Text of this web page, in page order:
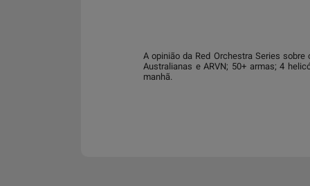
A opinião da Red Orchestra Series sobre
Australianas e ARVN; 50+ armas; 4
manhã.